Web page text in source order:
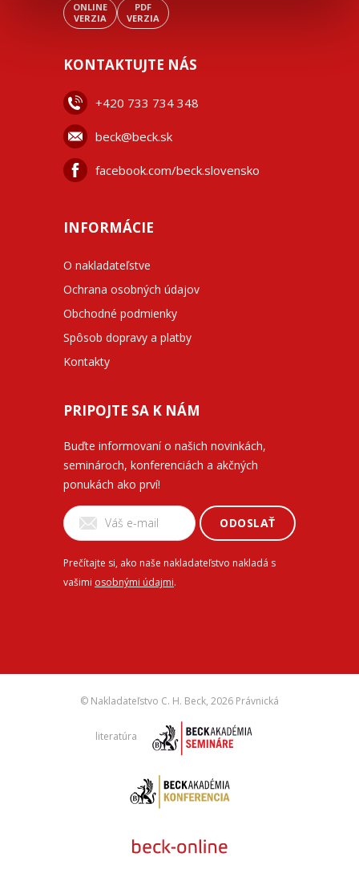
ONLINE
VERZIA
PDF
VERZIA
KONTAKTUJTE NÁS
+420 733 734 348
beck@beck.sk
facebook.com/beck.slovensko
INFORMÁCIE
O nakladateľstve
Ochrana osobných údajov
Obchodné podmienky
Spôsob dopravy a platby
Kontakty
PRIPOJTE SA K NÁM
Buďte informovaní o našich novinkách,
seminároch, konferenciách a akčných
ponukách ako prví!
ODOSLAŤ
Prečítajte si, ako naše nakladateľstvo nakladá s
vašimi osobnými údajmi.
© Nakladateľstvo C. H. Beck, 2026 Právnická
literatúra